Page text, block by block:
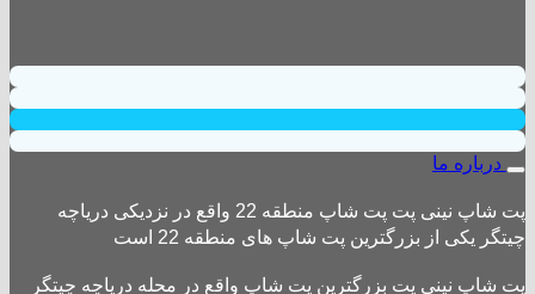
درباره ما
پت شاپ نینی پت پت شاپ منطقه 22 واقع در نزدیکی دریاچه
چیتگر یکی از بزرگترین پت شاپ های منطقه 22 است
پت شاپ نینی پت بزرگترین پت شاپ واقع در محله دریاچه چیتگر